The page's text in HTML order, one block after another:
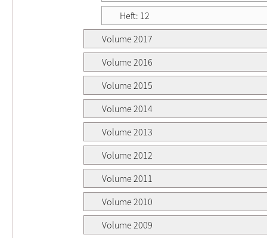
Heft: 12
Volume 2017
Volume 2016
Volume 2015
Volume 2014
Volume 2013
Volume 2012
Volume 2011
Volume 2010
Volume 2009